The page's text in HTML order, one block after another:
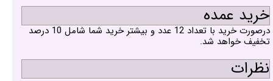
خرید عمده
درصورت خرید با تعداد 12 عدد و بیشتر خرید شما شامل 10 درصد
تخفیف خواهد شد.
نظرات